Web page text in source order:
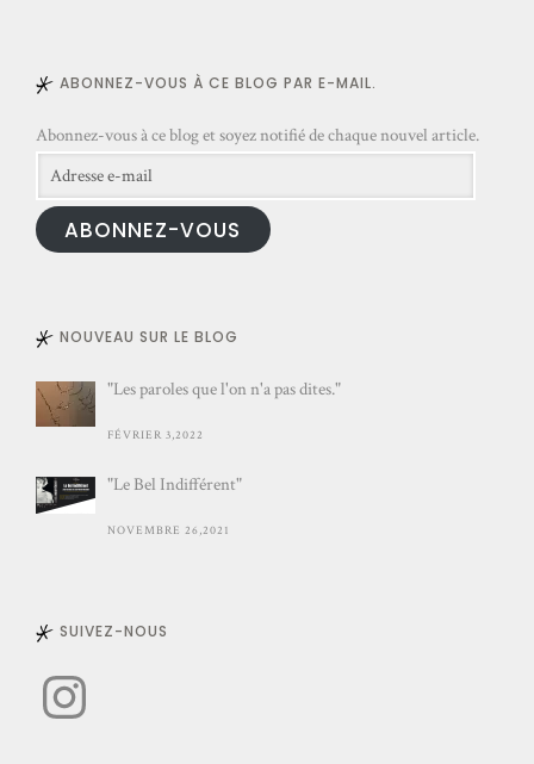
i
ABONNEZ-VOUS À CE BLOG PAR E-MAIL.
Abonnez-vous à ce blog et soyez notifié de chaque nouvel article.
Adresse
e-
mail ABONNEZ-VOUS
NOUVEAU SUR LE BLOG
"Les paroles que l'on n'a pas dites."
FÉVRIER 3,2022
"Le Bel Indifférent"
NOVEMBRE 26,2021
SUIVEZ-NOUS
Instagram